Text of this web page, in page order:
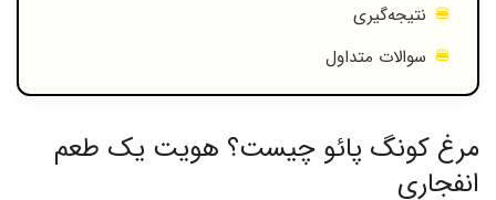
نتیجه‌گیری
سوالات متداول
مرغ کونگ پائو چیست؟ هویت یک طعم
انفجاری